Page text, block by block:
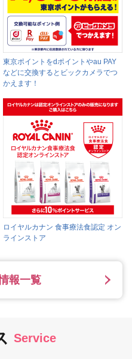
東京ポイントをdポイントやau PAY
などに交換するとビックカメラでつ
かえます！
ロイヤルカナン 食事療法食認定 オン
ラインストア
報一覧
Service